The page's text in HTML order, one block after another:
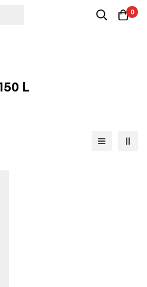
0
L